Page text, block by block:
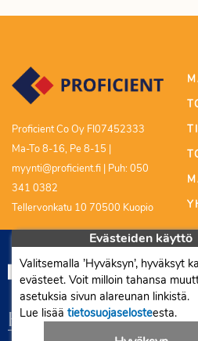
Proficient Co Oy FI07452333
Ma-To 8-16, Pe 8-15 |
myynti@proficient.fi | Puh: 050
341 0382
Tellervonkatu 10 70500 Kuopio
Evästeiden käyttö
Valitsemalla ’Hyväksyn’, hyväksyt
evästeet. Voit milloin tahansa
asetuksia sivun alareunan linkistä.
Lue lisää tietosuojaselosteesta.